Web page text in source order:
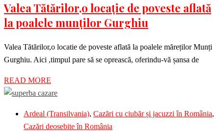
Valea Tătărilor,o locație de poveste aflată
la poalele munților Gurghiu
Valea Tătărilor,o locatie de poveste aflată la poalele măreților Munți
Gurghiu. Aici ,timpul pare să se oprească, oferindu-vă șansa de
READ MORE
Ardeal (Transilvania), Cazări cu ciubăr și jacuzzi în România,
Cazări deosebite în România